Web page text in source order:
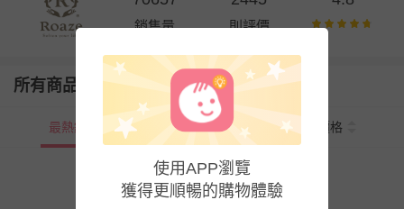
銷售量 則評價
所有商品
最熱銷 新上市 價格
使用APP瀏覽
獲得更順暢的購物體驗